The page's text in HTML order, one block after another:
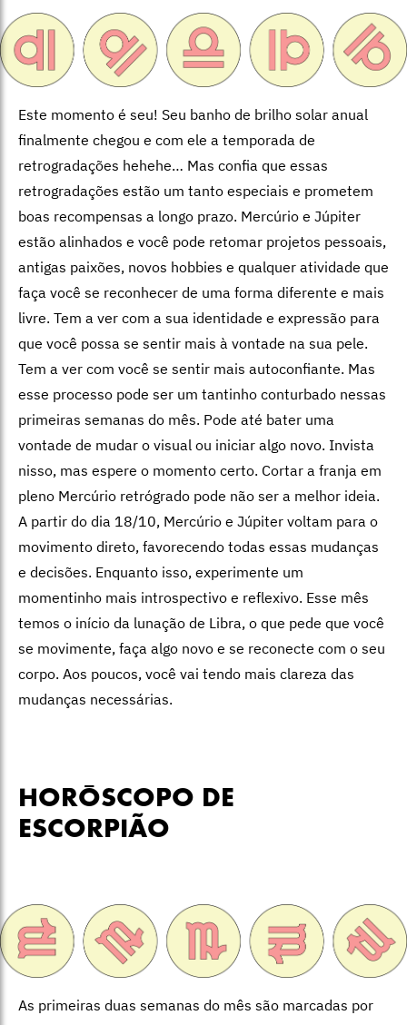
Este momento é seu! Seu banho de brilho solar anual
finalmente chegou e com ele a temporada de
retrogradações hehehe… Mas confia que essas
retrogradações estão um tanto especiais e prometem
boas recompensas a longo prazo. Mercúrio e Júpiter
estão alinhados e você pode retomar projetos pessoais,
antigas paixões, novos hobbies e qualquer atividade que
faça você se reconhecer de uma forma diferente e mais
livre. Tem a ver com a sua identidade e expressão para
que você possa se sentir mais à vontade na sua pele.
Tem a ver com você se sentir mais autoconfiante. Mas
esse processo pode ser um tantinho conturbado nessas
primeiras semanas do mês. Pode até bater uma
vontade de mudar o visual ou iniciar algo novo. Invista
nisso, mas espere o momento certo. Cortar a franja em
pleno Mercúrio retrógrado pode não ser a melhor ideia.
A partir do dia 18/10, Mercúrio e Júpiter voltam para o
movimento direto, favorecendo todas essas mudanças
e decisões. Enquanto isso, experimente um
momentinho mais introspectivo e reflexivo. Esse mês
temos o início da lunação de Libra, o que pede que você
se movimente, faça algo novo e se reconecte com o seu
corpo. Aos poucos, você vai tendo mais clareza das
mudanças necessárias.
HORÓSCOPO DE
ESCORPIÃO
As primeiras duas semanas do mês são marcadas por